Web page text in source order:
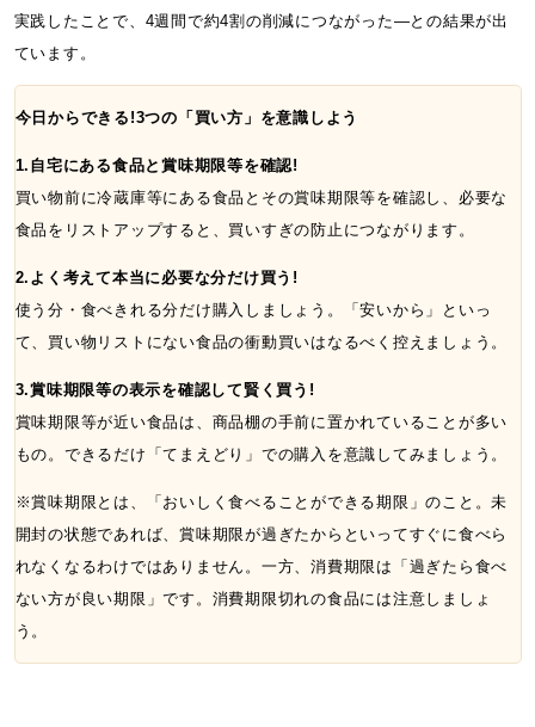
実践したことで、4週間で約4割の削減につながった―との結果が出
ています。
今日からできる!3つの「買い方」を意識しよう
1.自宅にある食品と賞味期限等を確認!
買い物前に冷蔵庫等にある食品とその賞味期限等を確認し、必要な
食品をリストアップすると、買いすぎの防止につながります。
2.よく考えて本当に必要な分だけ買う!
使う分・食べきれる分だけ購入しましょう。「安いから」といっ
て、買い物リストにない食品の衝動買いはなるべく控えましょう。
3.賞味期限等の表示を確認して賢く買う!
賞味期限等が近い食品は、商品棚の手前に置かれていることが多い
もの。できるだけ「てまえどり」での購入を意識してみましょう。
※賞味期限とは、「おいしく食べることができる期限」のこと。未
開封の状態であれば、賞味期限が過ぎたからといってすぐに食べら
れなくなるわけではありません。一方、消費期限は「過ぎたら食べ
ない方が良い期限」です。消費期限切れの食品には注意しましょ
う。